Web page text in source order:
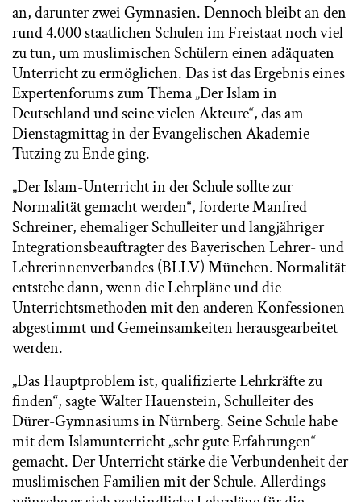
an, darunter zwei Gymnasien. Dennoch bleibt an den
rund 4.000 staatlichen Schulen im Freistaat noch viel
zu tun, um muslimischen Schülern einen adäquaten
Unterricht zu ermöglichen. Das ist das Ergebnis eines
Expertenforums zum Thema „Der Islam in
Deutschland und seine vielen Akteure“, das am
Dienstagmittag in der Evangelischen Akademie
Tutzing zu Ende ging.
„Der Islam-Unterricht in der Schule sollte zur
Normalität gemacht werden“, forderte Manfred
Schreiner, ehemaliger Schulleiter und langjähriger
Integrationsbeauftragter des Bayerischen Lehrer- und
Lehrerinnenverbandes (BLLV) München. Normalität
entstehe dann, wenn die Lehrpläne und die
Unterrichtsmethoden mit den anderen Konfessionen
abgestimmt und Gemeinsamkeiten herausgearbeitet
werden.
„Das Hauptproblem ist, qualifizierte Lehrkräfte zu
finden“, sagte Walter Hauenstein, Schulleiter des
Dürer-Gymnasiums in Nürnberg. Seine Schule habe
mit dem Islamunterricht „sehr gute Erfahrungen“
gemacht. Der Unterricht stärke die Verbundenheit der
muslimischen Familien mit der Schule. Allerdings